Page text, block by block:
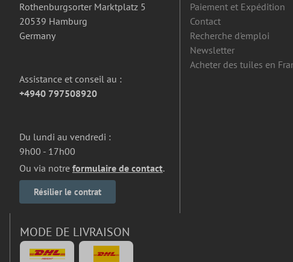
Rothenburgsorter Marktplatz 5
20539 Hamburg
Germany
Assistance et conseil au :
+4940 797508920
Du lundi au vendredi :
9h00 - 17h00
Ou via notre formulaire de contact.
Résilier le contrat
Paiement et Expédition
Contact
Recherche d'emploi
Newsletter
Acheter des tuiles en
MODE DE LIVRAISON